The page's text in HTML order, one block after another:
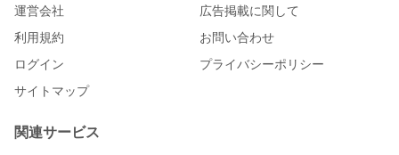
運営会社
広告掲載に関して
利用規約
お問い合わせ
ログイン
プライバシーポリシー
サイトマップ
関連サービス